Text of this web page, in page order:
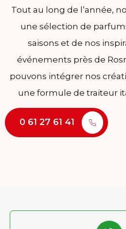
Tout au long de l’année,
une sélection de
saisons et de nos
événements près de
pouvons intégrer nos
une formule de traiteur
0 61 27 61 41